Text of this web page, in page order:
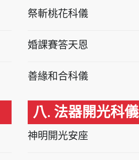
祭斬桃花科儀
婚課賽答天恩
善緣和合科儀
八. 法器開光科儀
神明開光安座